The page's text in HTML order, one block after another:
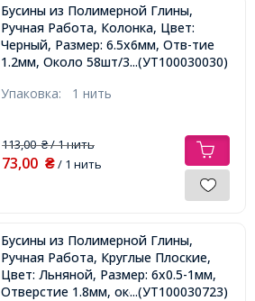
Бусины из Полимерной Глины,
Ручная Работа, Колонка, Цвет:
Черный, Размер: 6.5х6мм, Отв-тие
1.2мм, Около 58шт/38см/нить,
...(УТ100030030)
Упаковка: 1 нить
113,00₴/ 1 нить
73,00 ₴/ 1 нить
Бусины из Полимерной Глины,
Ручная Работа, Круглые Плоские,
Цвет: Льняной, Размер: 6x0.5-1мм,
Отверстие 1.8мм, около...(УТ100030723)